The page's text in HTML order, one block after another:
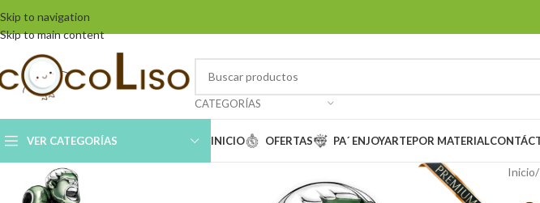
Skip to navigation
Skip to main content
CATEGORÍAS
VER CATEGORÍAS INICIO OFERTAS PA´ ENJOYARTEPOR MATERIAL
Inicio